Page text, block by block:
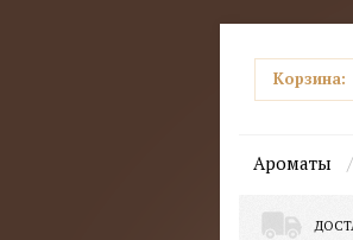
Корзина:
Ароматы